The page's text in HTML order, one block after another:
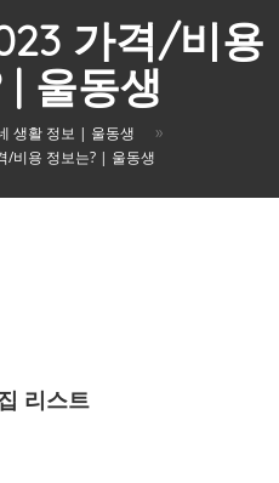
가격/비용
| 울동생
생활 정보 | 울동생 »
/비용 정보는? | 울동생
리스트